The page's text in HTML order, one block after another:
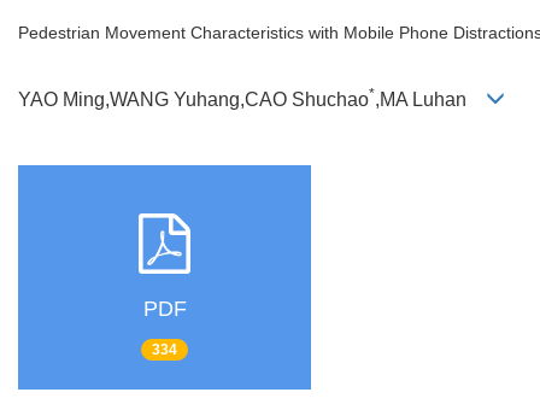
Pedestrian Movement Characteristics with Mobile Phone
YAO Ming,WANG Yuhang,CAO Shuchao*,MA Luhan
PDF
334